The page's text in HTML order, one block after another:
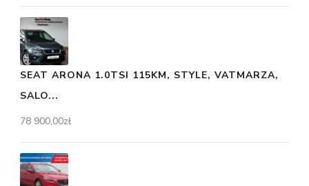
SEAT ARONA 1.0TSI 115KM, STYLE, VATMARZA,
SALO...
78 900,00zł